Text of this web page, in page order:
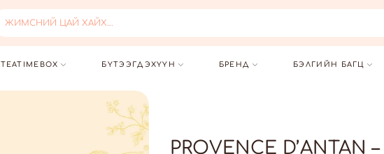
ЖИМСНИЙ ЦАЙ ХАЙХ...
TEATIMEBOX БҮТЭЭГДЭХҮҮН БРЕНД БЭЛГИЙН БАГЦ
PROVENCE D’ANTAN